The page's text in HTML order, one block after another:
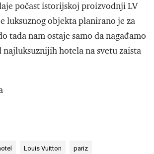
počast istorijskoj proizvodnji LV
luksuznog objekta planirano je za
tada nam ostaje samo da nagađamo
najluksuznijih hotela na svetu zaista
Louis Vuitton pariz